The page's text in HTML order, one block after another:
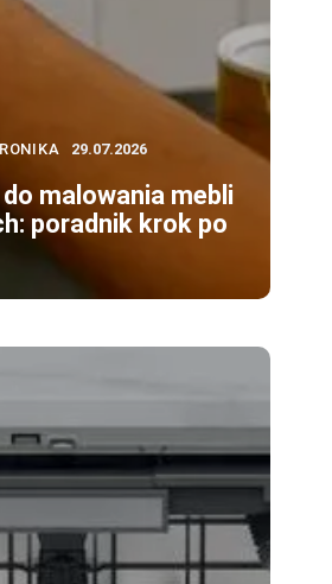
29.07.2026
malowania mebli
poradnik krok po